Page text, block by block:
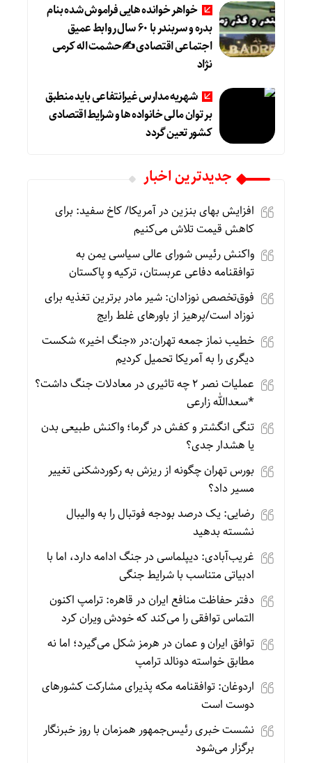
خواهر خوانده هایی فراموش شده بنام
بدره و سربندر با ۶۰ سال روابط عمیق
اجتماعی اقتصادی ✍حشمت اله کرمی
نژاد
شهریه مدارس غیرانتفاعی باید منطبق
بر توان مالی خانواده ها و شرایط اقتصادی
کشور تعین گردد
جديدترين اخبار
افزایش بهای بنزین در آمریکا/ کاخ سفید: برای
کاهش قیمت تلاش می‌کنیم
واکنش رئیس شورای عالی سیاسی یمن به
توافقنامه دفاعی عربستان، ترکیه و پاکستان
فوق‌تخصص نوزادان: شیر مادر برترین تغذیه برای
نوزاد است/پرهیز از باورهای غلط رایج
خطیب نماز جمعه تهران:در «جنگ اخیر» شکست
دیگری را به آمریکا تحمیل کردیم
عملیات نصر ۲ چه تاثیری در معادلات جنگ داشت؟
*سعدالله زارعی
تنگی انگشتر و کفش در گرما؛ واکنش طبیعی بدن
یا هشدار جدی؟
بورس تهران چگونه از ریزش به رکوردشکنی تغییر
مسیر داد؟
رضایی: یک درصد بودجه فوتبال را به والیبال
نشسته بدهید
غریب‌آبادی: دیپلماسی در جنگ ادامه دارد، اما با
ادبیاتی متناسب با شرایط جنگی
دفتر حفاظت منافع ایران در قاهره: ترامپ اکنون
التماس توافقی را می‌کند که خودش ویران کرد
توافق ایران و عمان در هرمز شکل می‌گیرد؛ اما نه
مطابق خواسته دونالد ترامپ
اردوغان: توافقنامه مکه پذیرای مشارکت کشورهای
دوست است
نشست خبری رئیس‌جمهور همزمان با روز خبرنگار
برگزار می‌شود